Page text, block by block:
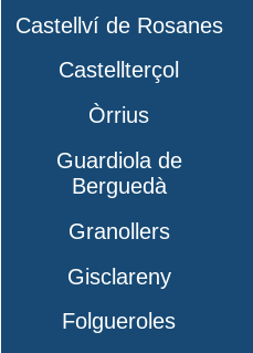
Castellví de Rosanes
Castellterçol
Òrrius
Guardiola de
Berguedà
Granollers
Gisclareny
Folgueroles